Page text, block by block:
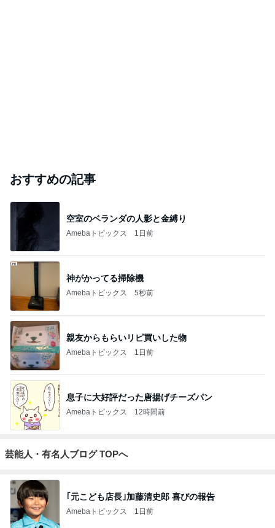
おすすめの記事
空室のベランダの人影と金縛り
Amebaトピックス 1日前
神がかってる掃除機
Amebaトピックス 5秒前
親友からもらいリピ買いした物
Amebaトピックス 1日前
息子に大好評だった唐揚げチーズパン
Amebaトピックス 12時間前
芸能人・有名人ブログ TOPへ
｢元こども店長｣加藤清史郎 喜びの報告
Amebaトピックス 1日前